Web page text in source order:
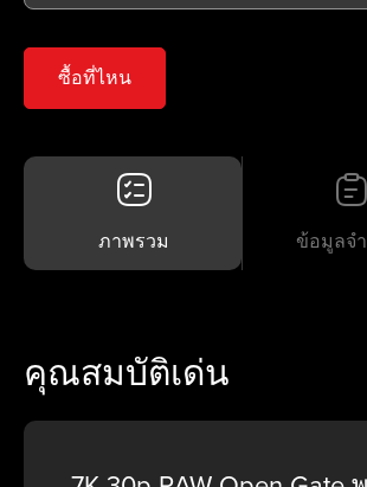
ซื้อที่ไหน
ภาพรวม ข้อมูลจำ
คุณสมบัติเด่น